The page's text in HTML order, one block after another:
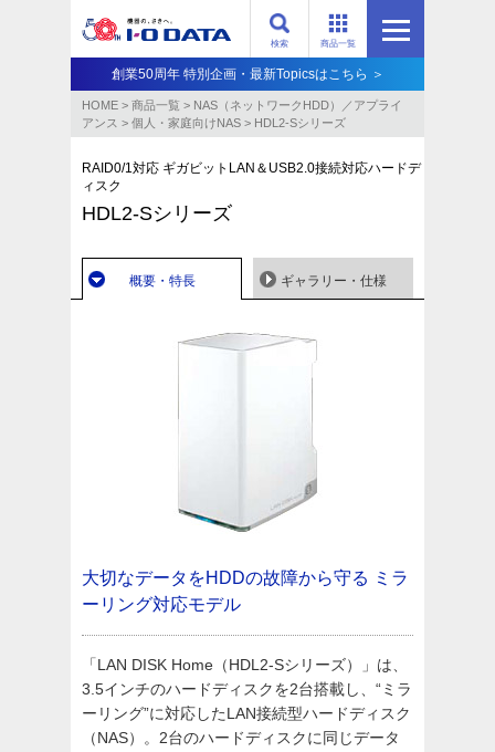
商品一覧
検索
創業50周年 特別企画・最新Topicsはこちら ＞
HOME > 商品一覧 > NAS（ネットワークHDD）／アプライ
アンス​ > 個人・家庭向けNAS > HDL2-Sシリーズ
RAID0/1対応 ギガビットLAN＆USB2.0接続対応ハードデ
ィスク
HDL2-Sシリーズ
概要・特長 ギャラリー・仕様
大切なデータをHDDの故障から守る ミラ
ーリング対応モデル
「LAN DISK Home（HDL2-Sシリーズ）」は、
3.5インチのハードディスクを2台搭載し、“ミラ
ーリング”に対応したLAN接続型ハードディスク
（NAS）。2台のハードディスクに同じデータ